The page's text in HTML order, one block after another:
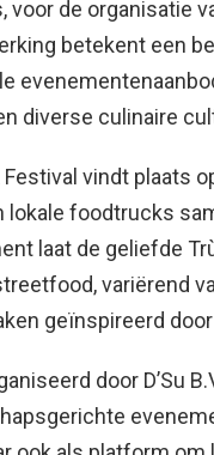
voor de organisatie
betekent een
diverse culinaire
vindt plaats
lokale foodtrucks
laat de geliefde
variërend
geïnspireerd
door D’Su